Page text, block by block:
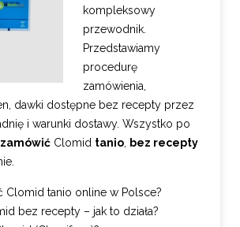
kompleksowy
przewodnik.
Przedstawiamy
procedurę
zamówienia,
dawki dostępne bez recepty przez
i warunki dostawy. Wszystko po
zamówić Clomid tanio, bez recepty
Clomid tanio online w Polsce?
bez recepty – jak to działa?